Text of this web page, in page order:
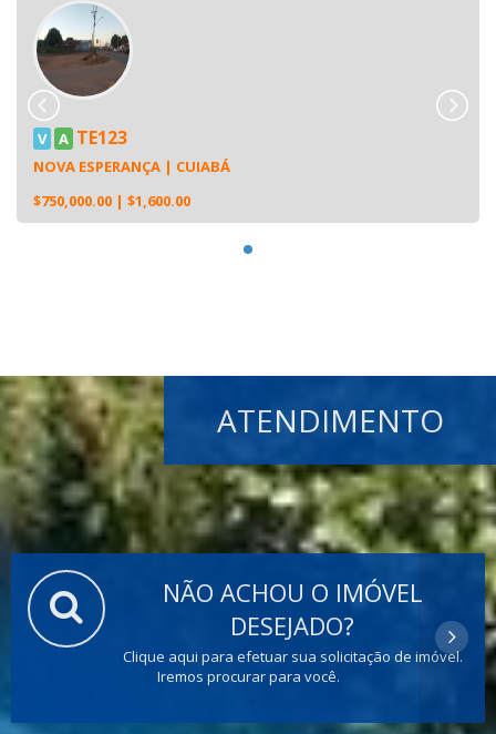
V A TE123
NOVA ESPERANÇA | CUIABÁ
$750,000.00 | $1,600.00
ATENDIMENTO
NÃO ACHOU O IMÓVEL
DESEJADO?
Clique aqui para efetuar sua solicitação de imóvel.
Iremos procurar para você.